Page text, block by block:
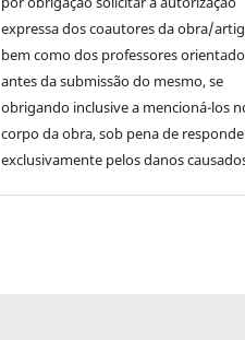
expressa dos coautores da obra/
bem como dos professores
antes da submissão do mesmo, se
obrigando inclusive a mencioná-los
corpo da obra, sob pena de
exclusivamente pelos danos